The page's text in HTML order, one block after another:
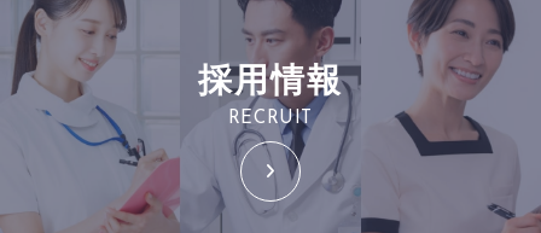
採用情報
RECRUIT